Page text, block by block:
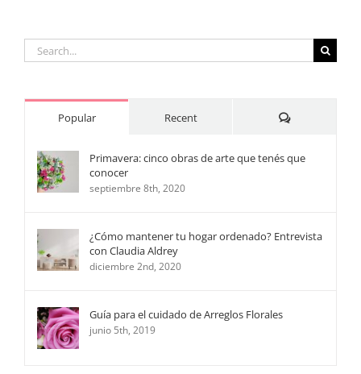
Search
for:
Popular Recent Comments
Primavera: cinco obras de arte que tenés que
conocer
septiembre 8th, 2020
¿Cómo mantener tu hogar ordenado? Entrevista
con Claudia Aldrey
diciembre 2nd, 2020
Guía para el cuidado de Arreglos Florales
junio 5th, 2019